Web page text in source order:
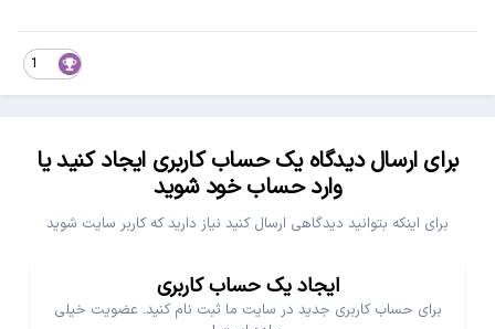
برای ارسال دیدگاه یک حساب کاربری ایجاد کنید یا
وارد حساب خود شوید
برای اینکه بتوانید دیدگاهی ارسال کنید نیاز دارید که کاربر سایت شوید
ایجاد یک حساب کاربری
برای حساب کاربری جدید در سایت ما ثبت نام کنید. عضویت خیلی